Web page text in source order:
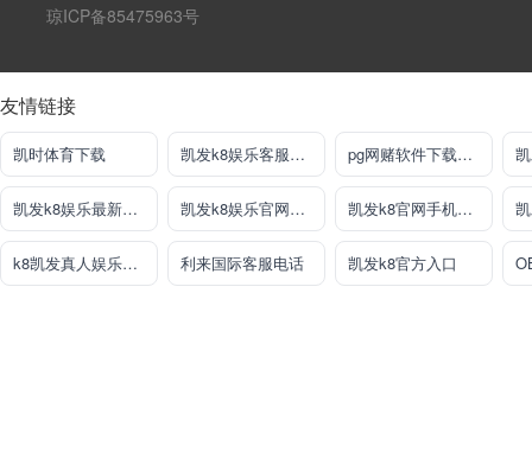
琼ICP备85475963号
友情链接
凯时体育下载 凯发k8娱乐客服热线 pg网赌软件下载官方版下载
凯发k8娱乐最新登录地址 凯发k8娱乐官网App 凯发k8官网手机客户端
k8凯发真人娱乐手机备用网址 利来国际客服电话 凯发k8官方入口